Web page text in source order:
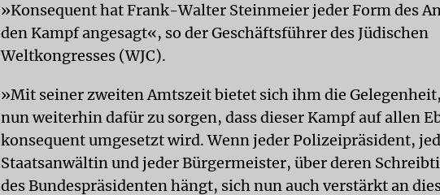
»Konsequent hat Frank-Walter Steinmeier jeder Form des
den Kampf angesagt«, so der Geschäftsführer des Jüdischen
Weltkongresses (WJC).
»Mit seiner zweiten Amtszeit bietet sich ihm die
nun weiterhin dafür zu sorgen, dass dieser Kampf auf allen
konsequent umgesetzt wird. Wenn jeder Polizeipräsident,
Staatsanwältin und jeder Bürgermeister, über deren
des Bundespräsidenten hängt, sich nun auch verstärkt an